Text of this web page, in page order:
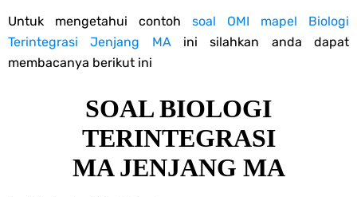
Untuk mengetahui contoh soal OMI mapel Biologi
Terintegrasi Jenjang MAini silahkan anda dapat
membacanya berikut ini
SOAL BIOLOGI
TERINTEGRASI
MA JENJANG MA